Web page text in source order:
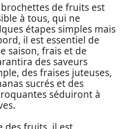
de fruits est
à tous, qui ne
étapes simples mais
il est essentiel de
saison, frais et de
des saveurs
des fraises juteuses,
sucrés et des
séduiront à